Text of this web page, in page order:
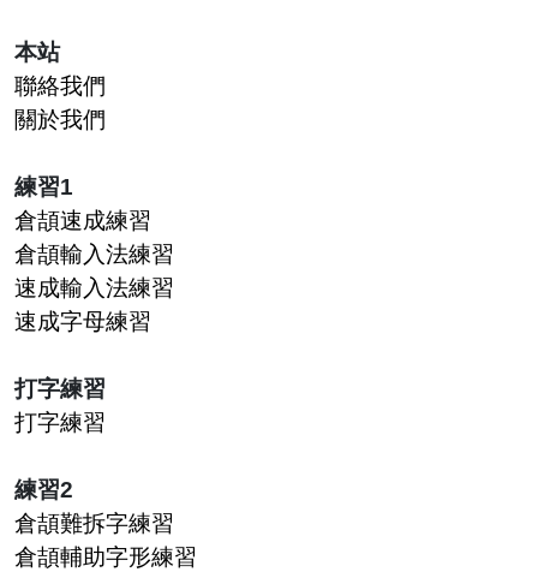
本站
聯絡我們
關於我們
練習1
倉頡速成練習
倉頡輸入法練習
速成輸入法練習
速成字母練習
打字練習
打字練習
練習2
倉頡難拆字練習
倉頡輔助字形練習